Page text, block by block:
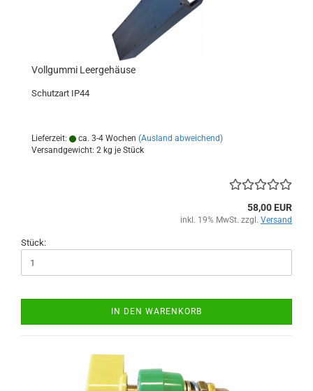
Vollgummi Leergehäuse
Schutzart IP44
Lieferzeit: ca. 3-4 Wochen (Ausland abweichend)
Versandgewicht: 2 kg je Stück
58,00 EUR
inkl. 19% MwSt. zzgl. Versand
Stück:
IN DEN WARENKORB